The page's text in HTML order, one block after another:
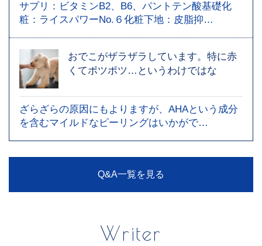
サプリ：ビタミンB2、B6、パントテン酸基礎化
粧：ライスパワーNo.６化粧下地：皮脂抑…
おでこがザラザラしています。特に赤
くてポツポツ…というわけではな
ざらざらの原因にもよりますが、AHAという成分
を含むマイルドなピーリングはいかがで…
Q&A一覧を見る
Writer